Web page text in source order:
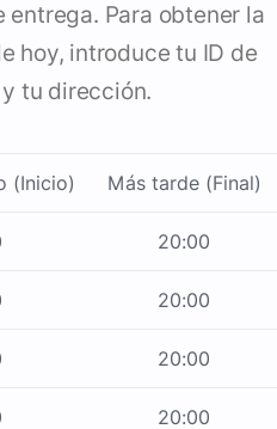
Para obtener la
hoy, introduce tu ID de
tu dirección.
(Inicio) Más tarde (Final)
20:00
20:00
20:00
20:00